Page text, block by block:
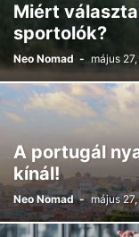
Miért
sportolók?
Neo Nomad - május
A portugál
kínál!
Neo Nomad - május